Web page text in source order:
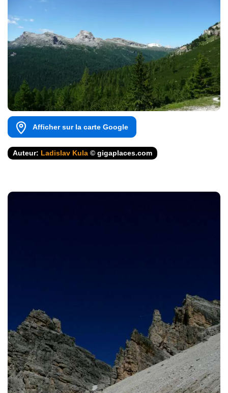
Afficher sur la carte Google
Auteur: Ladislav Kula © gigaplaces.com